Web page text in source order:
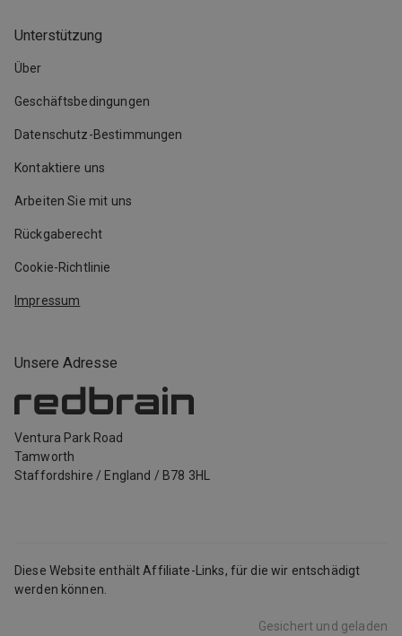
Unsere Adresse
Ventura Park Road
Tamworth
Staffordshire / England / B78 3HL
Unterstützung
Über
Geschäftsbedingungen
Datenschutz-Bestimmungen
Kontaktiere uns
Arbeiten Sie mit uns
Rückgaberecht
Cookie-Richtlinie
Impressum
Diese Website enthält Affiliate-Links, für die wir entschädigt
werden können.
Gesichert und geladen